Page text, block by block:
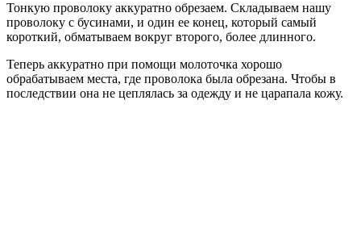
Тонкую проволоку аккуратно обрезаем. Складываем нашу
проволоку с бусинами, и один ее конец, который самый
короткий, обматываем вокруг второго, более длинного.
Теперь аккуратно при помощи молоточка хорошо
обрабатываем места, где проволока была обрезана. Чтобы в
последствии она не цеплялась за одежду и не царапала кожу.